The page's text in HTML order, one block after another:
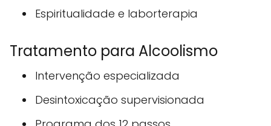
Espiritualidade e laborterapia
Tratamento para Alcoolismo
Intervenção especializada
Desintoxicação supervisionada